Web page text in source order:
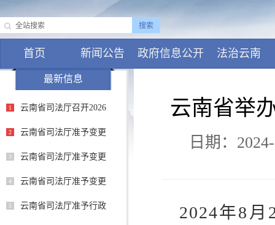
首页 新闻公告 政府信息公开 法治云南
最新信息
1 云南省司法厅召开2026
2 云南省司法厅准予变更
3 云南省司法厅准予变更
4 云南省司法厅准予变更
5 云南省司法厅准予行政
云南省举
日期：
2024年8 月